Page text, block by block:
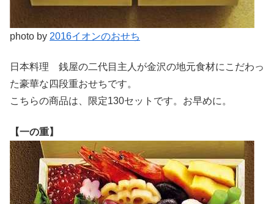
photo by 2016イオンのおせち
日本料理 銭屋の二代目主人が金沢の地元食材にこだわっ
た豪華な四段重おせちです。
こちらの商品は、限定130セットです。お早めに。
【一の重】